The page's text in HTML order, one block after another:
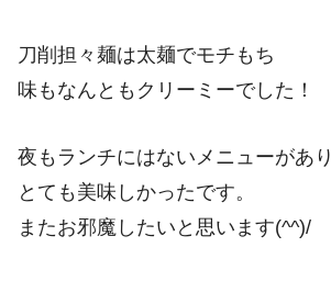
刀削担々麺は太麺でモチもち
味もなんともクリーミーでした！
夜もランチにはないメニューがあり
とても美味しかったです。
またお邪魔したいと思います(^^)/